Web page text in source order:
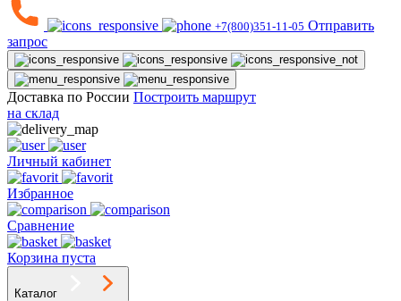
+7(800)351-11-05 Отправить
запрос
Доставка по России Построить маршрут
на склад
Личный кабинет
Избранное
Сравнение
Корзина пуста
Каталог